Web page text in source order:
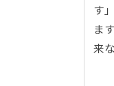
す
ま
来